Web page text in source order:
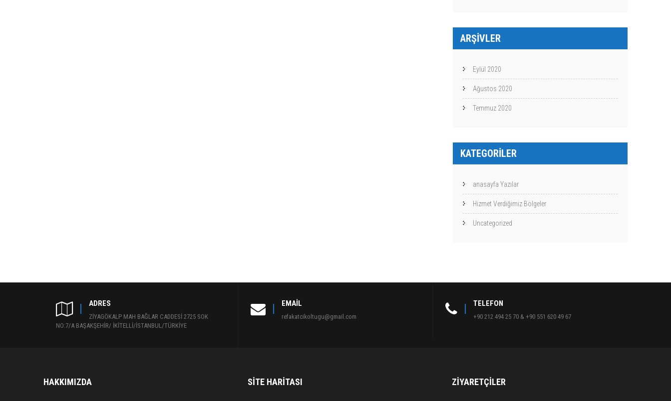
ARŞIVLER
Eylül 2020
Ağustos 2020
Temmuz 2020
KATEGORILER
anasayfa Yazılar
Hizmet Verdiğimiz Bölgeler
Uncategorized
ADRES
ZİYAGÖKALP MAH BAĞLAR CADDESİ 2725 SOK
NO:7/A BAŞAKŞEHİR/ İKİTELLİ/İSTANBUL/TÜRKİYE
EMAIL
refakatcikoltugu@gmail.com
TELEFON
+90 212 494 25 70 & +90 551 620 49 67
HAKKIMIZDA SITE HARITASI ZIYARETÇILER